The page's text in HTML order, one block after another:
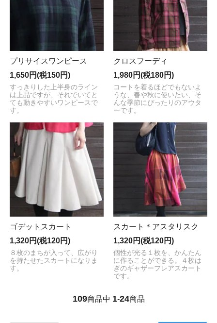
プリサイスワンピース
1,650円(税150円)
すっきりした上半身のライン
は上品ですが、それでいてと
ても動きやすいワンピースで
す。
クロスフーディ
1,980円(税180円)
コートを着るほどでもないよ
うな、春や秋に使いたい、そ
んな季節にぴったりのアウタ
ーです。
ゴデットスカート
1,320円(税120円)
８枚のまちが入って、広がり
を持たせたスカートになりま
す。
スカート＊アスタリスク
1,320円(税120円)
個性が光る１枚を、かんたん
に作ることができる。４枚は
ぎのギャザーフレアスカート
です。
109商品中 1-24商品